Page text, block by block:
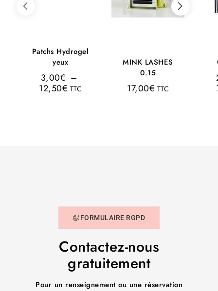
Patchs Hydrogel
yeux
3,00€ –
12,50€ TTC
MINK LASHES
0.15
17,00€ TTC
FORMULAIRE RGPD
Contactez-nous
gratuitement
Pour un renseignement ou une réservation